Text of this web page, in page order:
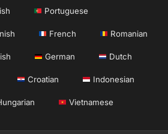
Portuguese
French Romanian
German Dutch
Croatian Indonesian
Vietnamese